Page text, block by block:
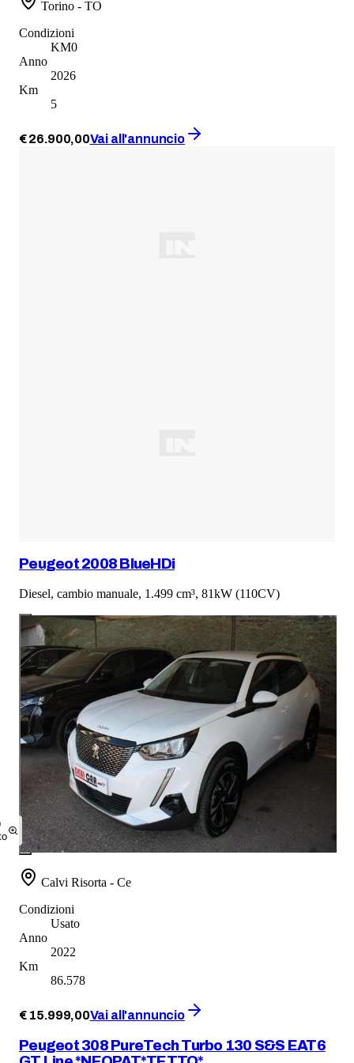
Torino - TO
Condizioni
KM0
Anno
2026
Km
5
€26.900,00Vai all'annuncio
Peugeot 2008 BlueHDi
Diesel, cambio manuale, 1.499 cm³, 81kW (110CV)
Calvi Risorta - Ce
Condizioni
Usato
Anno
2022
Km
86.578
€ 15.999,00Vai all'annuncio
Peugeot 308 PureTech Turbo 130 S&S EAT6